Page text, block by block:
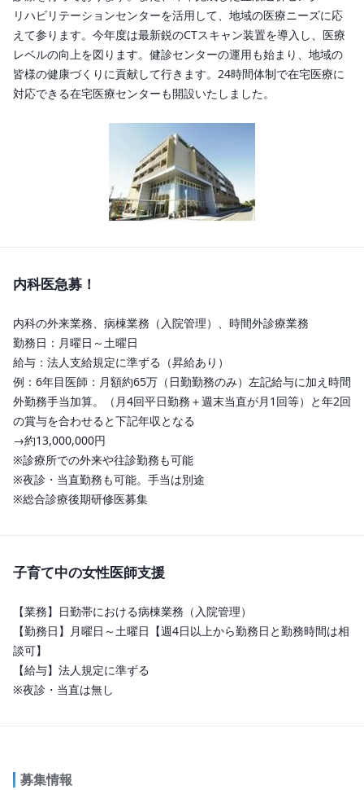
リハビリテーションセンターを活用して、地域の医療ニーズに応
えて参ります。今年度は最新鋭のCTスキャン装置を導入し、医療
レベルの向上を図ります。健診センターの運用も始まり、地域の
皆様の健康づくりに貢献して行きます。24時間体制で在宅医療に
対応できる在宅医療センターも開設いたしました。
内科医急募！
内科の外来業務、病棟業務（入院管理）、時間外診療業務
勤務日：月曜日～土曜日
給与：法人支給規定に準ずる（昇給あり）
例：6年目医師：月額約65万（日勤勤務のみ）左記給与に加え時間
外勤務手当加算。（月4回平日勤務＋週末当直が月1回等）と年2回
の賞与を合わせると下記年収となる
→約13,000,000円
※診療所での外来や往診勤務も可能
※夜診・当直勤務も可能。手当は別途
※総合診療後期研修医募集
子育て中の女性医師支援
【業務】日勤帯における病棟業務（入院管理）
【勤務日】月曜日～土曜日【週4日以上から勤務日と勤務時間は相
談可】
【給与】法人規定に準ずる
※夜診・当直は無し
募集情報